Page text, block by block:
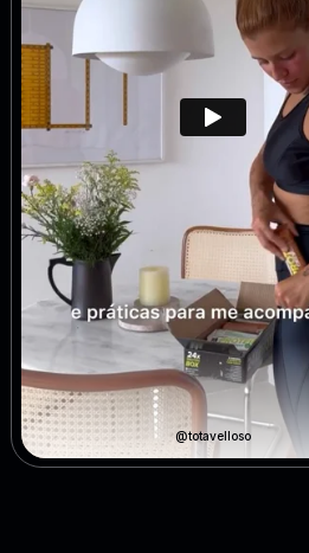
@totavelloso